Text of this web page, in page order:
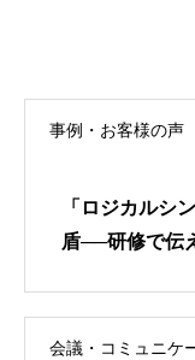
人材育成／経営サポ
CONTENTS
2E Consulting の人材
COMPANY
会社概要と代表紹介
事例・お客様の声
「ロジカルシ
盾──研修で伝
会議・コミュニケ